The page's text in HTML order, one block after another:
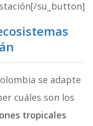
su_button]
se adapte
cuáles son los
tropicales